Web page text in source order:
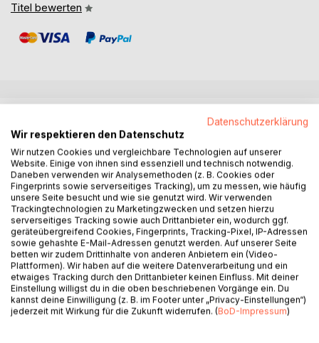
Titel bewerten
"Entlastungswohlstand - Fortsetzbarkeit statt Wachstum"
entwickelt eine neue Perspektive auf Wohlstand,
Nachhaltigkeit und Währungsstabilität jenseits einer
einseitigen Fixierung auf das Bruttoinlandsprodukt.
Ausgangspunkt ist die Frage, ob wirtschaftlicher Fortschritt
allein durch Wachstum, Exportüberschüsse, steigende
Geldumsätze und klassische Schuldenkennzahlen
angemessen beschrieben werden kann. Marko O. G.
Schaumburg zeigt, dass eine Volkswirtschaft auch dort
wohlstandsfähiger werden kann, wo notwendige
Belastungen sinken: durch geringeren Energieverbrauch,
weniger fossile Importabhängigkeit, stabilere kommunale
Datenschutzerklärung
Wir respektieren den Datenschutz
Wir nutzen Cookies und vergleichbare Technologien auf unserer
Website. Einige von ihnen sind essenziell und technisch notwendig.
Daneben verwenden wir Analysemethoden (z. B. Cookies oder
Fingerprints sowie serverseitiges Tracking), um zu messen, wie häufig
unsere Seite besucht und wie sie genutzt wird. Wir verwenden
Trackingtechnologien zu Marketingzwecken und setzen hierzu
serverseitiges Tracking sowie auch Drittanbieter ein, wodurch ggf.
geräteübergreifend Cookies, Fingerprints, Tracking-Pixel, IP-Adressen
sowie gehashte E-Mail-Adressen genutzt werden. Auf unserer Seite
betten wir zudem Drittinhalte von anderen Anbietern ein (Video-
Plattformen). Wir haben auf die weitere Datenverarbeitung und ein
etwaiges Tracking durch den Drittanbieter keinen Einfluss. Mit deiner
Einstellung willigst du in die oben beschriebenen Vorgänge ein. Du
kannst deine Einwilligung (z. B. im Footer unter „Privacy-Einstellungen“)
jederzeit mit Wirkung für die Zukunft widerrufen. (BoD-Impressum)